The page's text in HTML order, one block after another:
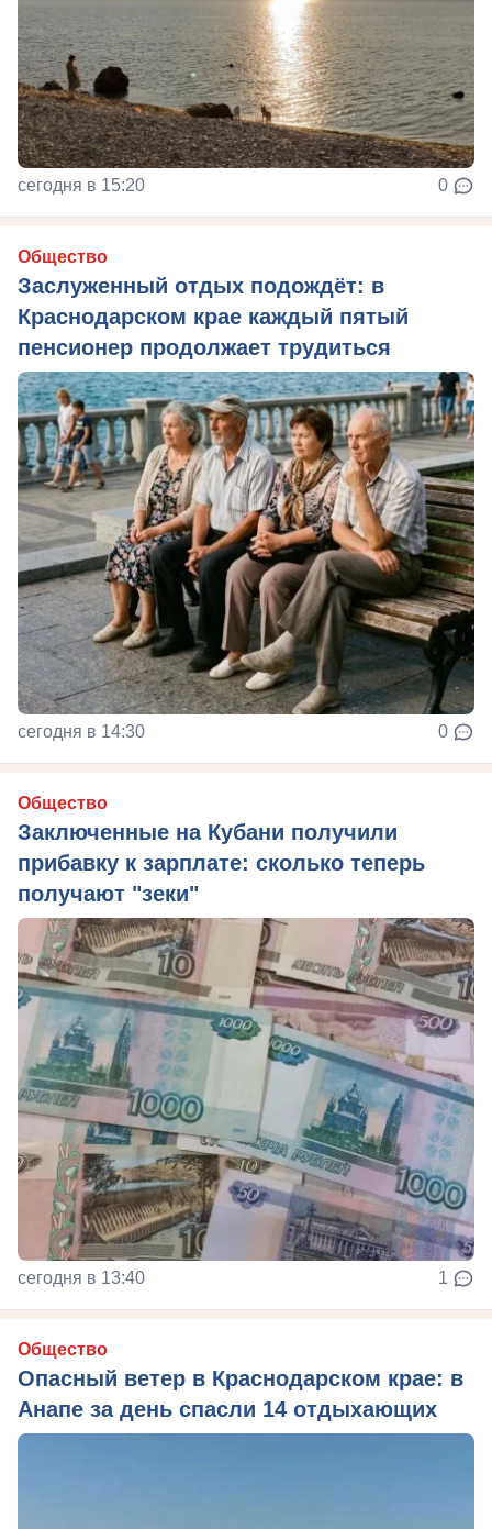
сегодня в 15:20 0
Общество
Заслуженный отдых подождёт: в
Краснодарском крае каждый пятый
пенсионер продолжает трудиться
сегодня в 14:30 0
Общество
Заключенные на Кубани получили
прибавку к зарплате: сколько теперь
получают "зеки"
сегодня в 13:40 1
Общество
Опасный ветер в Краснодарском крае: в
Анапе за день спасли 14 отдыхающих